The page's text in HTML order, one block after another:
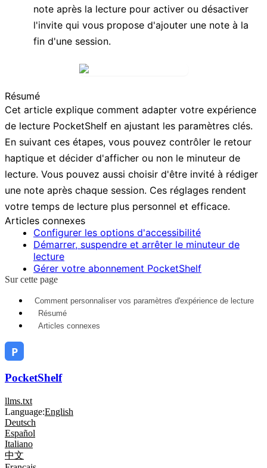
note après la lecture pour activer ou désactiver
l'invite qui vous propose d'ajouter une note à la
fin d'une session.
Résumé
Cet article explique comment adapter votre expérience
de lecture PocketShelf en ajustant les paramètres clés.
En suivant ces étapes, vous pouvez contrôler le retour
haptique et décider d'afficher ou non le minuteur de
lecture. Vous pouvez aussi choisir d'être invité à rédiger
une note après chaque session. Ces réglages rendent
votre temps de lecture plus personnel et efficace.
Articles connexes
Configurer les options d'accessibilité
Démarrer, suspendre et arrêter le minuteur de
lecture
Gérer votre abonnement PocketShelf
Sur cette page
Comment personnaliser vos paramètres d'expérience de lecture
Résumé
Articles connexes
PocketShelf
llms.txt
Language:English
Deutsch
Español
Italiano
中文